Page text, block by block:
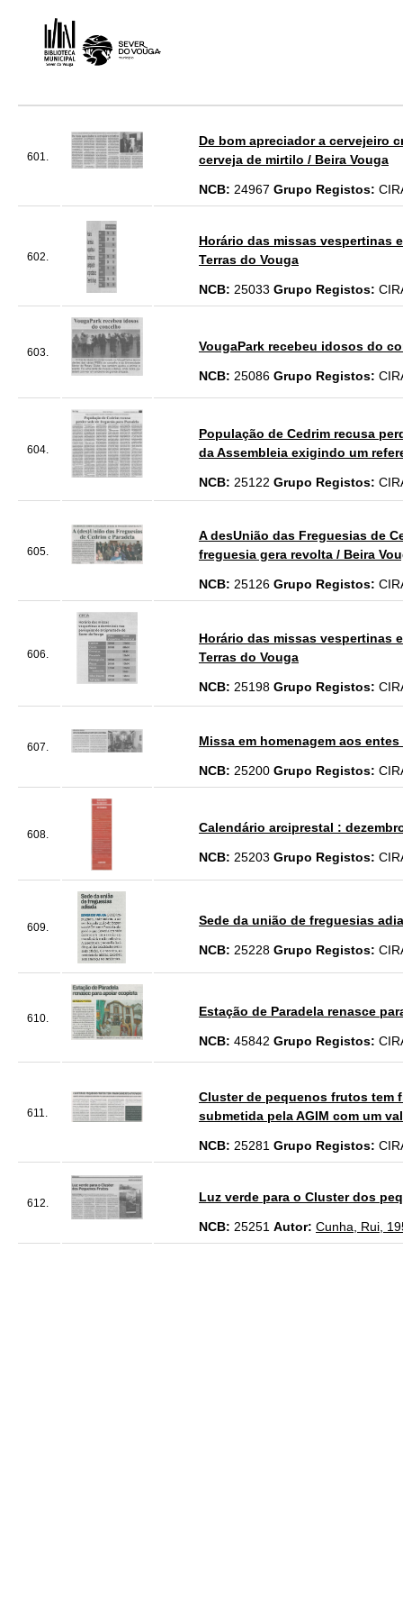
601.
De bom apreciador a cervejeiro
cerveja de mirtilo / Beira Vouga
NCB: 24967 Grupo Registos:
602.
Horário das missas vespertinas
Terras do Vouga
NCB: 25033 Grupo Registos:
603. VougaPark recebeu idosos do
NCB: 25086 Grupo Registos:
604.
População de Cedrim recusa
da Assembleia exigindo um
NCB: 25122 Grupo Registos:
605.
A desUnião das Freguesias de
freguesia gera revolta / Beira
NCB: 25126 Grupo Registos:
606.
Horário das missas vespertinas
Terras do Vouga
NCB: 25198 Grupo Registos:
607. Missa em homenagem aos
NCB: 25200 Grupo Registos:
608.
Calendário arciprestal :
NCB: 25203 Grupo Registos:
609.
Sede da união de freguesias
NCB: 25228 Grupo Registos:
610.
Estação de Paradela renasce
NCB: 45842 Grupo Registos:
611.
Cluster de pequenos frutos tem
submetida pela AGIM com um
NCB: 25281 Grupo Registos:
612. Luz verde para o Cluster dos
NCB: 25251 Autor: Cunha, Rui,